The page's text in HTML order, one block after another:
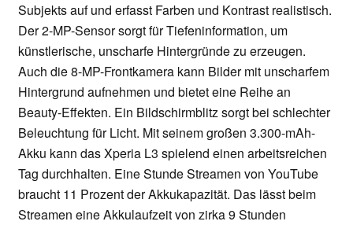
Subjekts auf und erfasst Farben und Kontrast realistisch.
Der 2-MP-Sensor sorgt für Tiefeninformation, um
künstlerische, unscharfe Hintergründe zu erzeugen.
Auch die 8-MP-Frontkamera kann Bilder mit unscharfem
Hintergrund aufnehmen und bietet eine Reihe an
Beauty-Effekten. Ein Bildschirmblitz sorgt bei schlechter
Beleuchtung für Licht. Mit seinem großen 3.300-mAh-
Akku kann das Xperia L3 spielend einen arbeitsreichen
Tag durchhalten. Eine Stunde Streamen von YouTube
braucht 11 Prozent der Akkukapazität. Das lässt beim
Streamen eine Akkulaufzeit von zirka 9 Stunden